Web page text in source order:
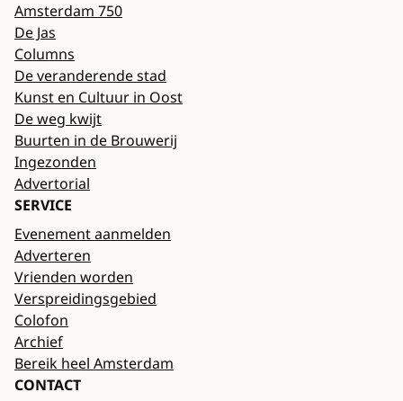
Amsterdam 750
De Jas
Columns
De veranderende stad
Kunst en Cultuur in Oost
De weg kwijt
Buurten in de Brouwerij
Ingezonden
Advertorial
SERVICE
Evenement aanmelden
Adverteren
Vrienden worden
Verspreidingsgebied
Colofon
Archief
Bereik heel Amsterdam
CONTACT